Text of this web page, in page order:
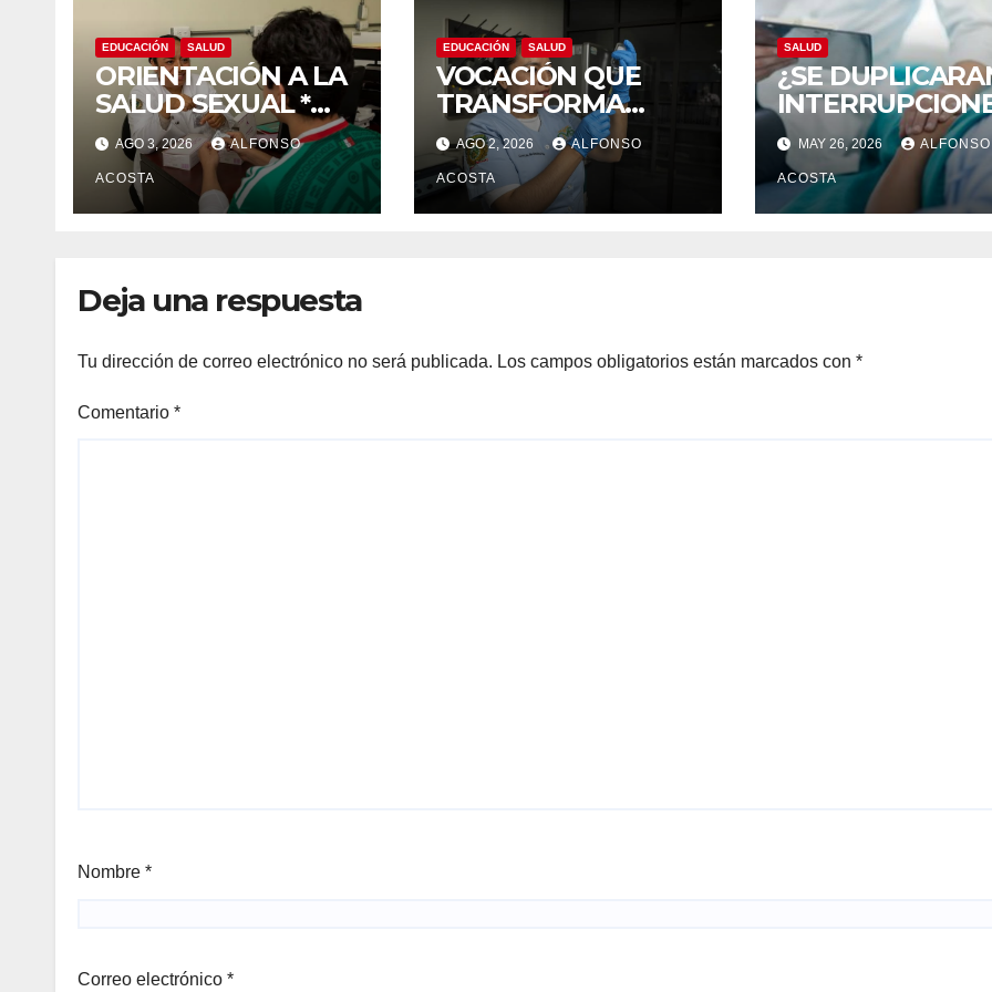
EDUCACIÓN SALUD
ORIENTACIÓN A LA
SALUD SEXUAL *
Planificación
familiar, un derecho
AGO 3, 2026 ALFONSO
ACOSTA
EDUCACIÓN SALUD
VOCACIÓN QUE
TRANSFORMA
VIDAS
AGO 2, 2026 ALFONSO
ACOSTA
SALUD
¿SE
DE EMBARAZO
LEGALES?
MAY 26, 2026 ALFONSO
ACOSTA
Deja una respuesta
Tu dirección de correo electrónico no será publicada. Los campos obligatorios están marcados con *
Comentario *
Nombre *
Correo electrónico *